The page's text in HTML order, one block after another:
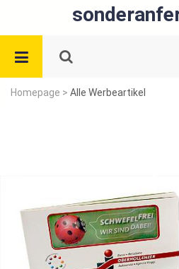
Homepage > Alle Werbeartikel